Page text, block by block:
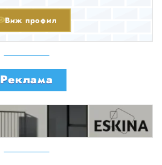
Виж профил
Реклама